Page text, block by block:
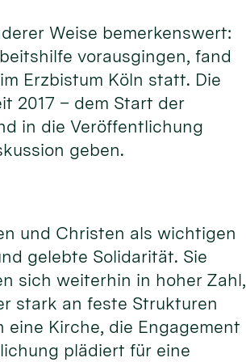
Weise bemerkenswert:
vorausgingen, fand
Erzbistum Köln statt. Die
2017 – dem Start der
in die Veröffentlichung
geben.
und Christen als wichtigen
gelebte Solidarität. Sie
sich weiterhin in hoher Zahl,
stark an feste Strukturen
Kirche, die Engagement
plädiert für eine